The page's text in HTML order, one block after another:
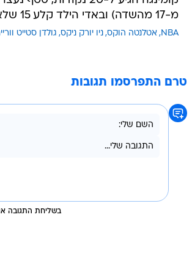
מ-17 מהשדה) ובאדי הילד קלע 15 שלא הספיקו.
NBA אטלנטה הוקס ניו יורק ניקס גולדן סטייט
טרם התפרסמו תגובות
בשליחת התגובה